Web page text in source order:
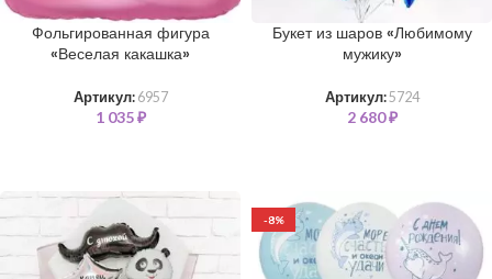
Фольгированная фигура
«Веселая какашка»
Артикул: 6957
1 035₽
Букет из шаров «Любимому
мужику»
Артикул:5724
2 680₽
-8%